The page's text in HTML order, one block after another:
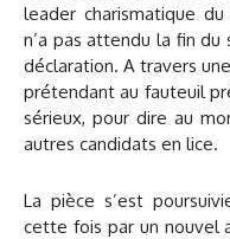
leader charismatique du
n’a pas attendu la fin
déclaration. A travers
prétendant au fauteuil
sérieux, pour dire au
autres candidats en lice.
La pièce s’est
cette fois par un nouvel